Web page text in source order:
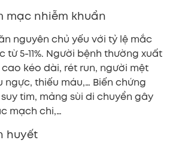
mạc nhiễm khuẩn
nguyên chủ yếu với tỷ lệ mắc
5-11%. Người bệnh thường xuất
kéo dài, rét run, người mệt
ngực, thiếu máu,… Biến chứng
tim, mảng sùi di chuyển gây
mạch chi,…
huyết